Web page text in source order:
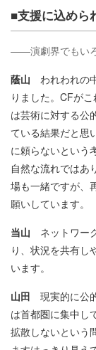
■支援に込めら
――演劇界でもいろ
蔭山 われわれの
りました。CFが
は芸術に対する公
ている結果だと思
に頼らないという
自然な流れではあ
場も一緒ですが、
願いしています。
当山 ネットワー
り、状況を共有し
います。
山田 現実的に公
は首都圏に集中し
拡散しないという